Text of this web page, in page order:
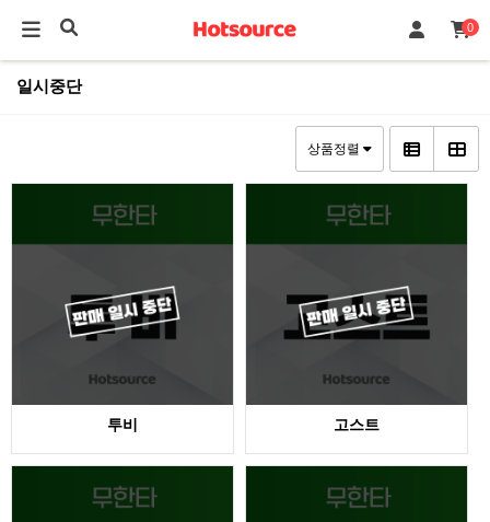
0
일시중단
상품정렬
투비 고스트